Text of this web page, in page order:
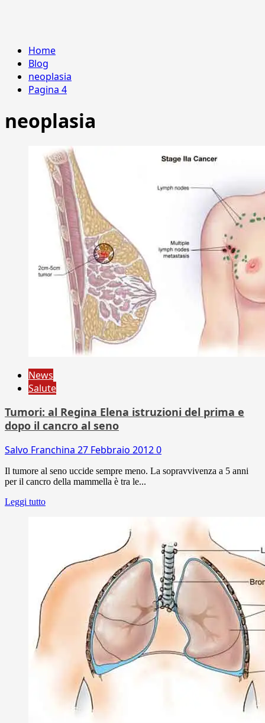
Home
Blog
neoplasia
Pagina 4
neoplasia
News
Salute
Tumori: al Regina Elena istruzioni del prima e
dopo il cancro al seno
Salvo Franchina 27 Febbraio 20120
Il tumore al seno uccide sempre meno. La sopravvivenza a 5 anni
per il cancro della mammella è tra le...
Leggi tutto